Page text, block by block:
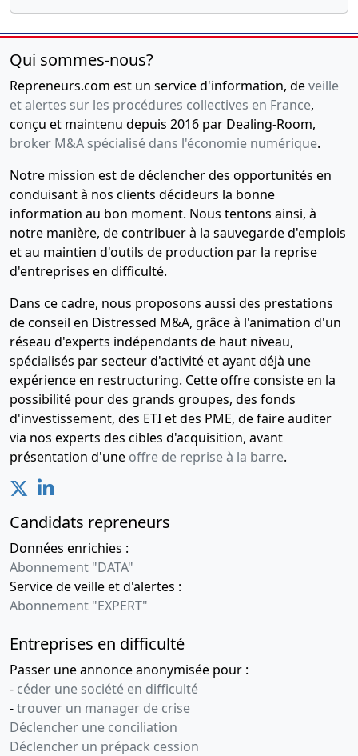
Qui sommes-nous?
Repreneurs.com est un service d'information, deveille
et alertes sur les procédures collectives en France,
conçu et maintenu depuis 2016 par Dealing-Room,
broker M&A spécialisé dans l'économie numérique.
Notre mission est de déclencher des opportunités en
conduisant à nos clients décideurs la bonne
information au bon moment. Nous tentons ainsi, à
notre manière, de contribuer à la sauvegarde d'emplois
et au maintien d'outils de production par la reprise
d'entreprises en difficulté.
Dans ce cadre, nous proposons aussi des prestations
de conseil en Distressed M&A, grâce à l'animation d'un
réseau d'experts indépendants de haut niveau,
spécialisés par secteur d'activité et ayant déjà une
expérience en restructuring. Cette offre consiste en la
possibilité pour des grands groupes, des fonds
d'investissement, des ETI et des PME, de faire auditer
via nos experts des cibles d'acquisition, avant
présentation d'une offre de reprise à la barre.
Candidats repreneurs
Données enrichies :
Abonnement "DATA"
Service de veille et d'alertes :
Abonnement "EXPERT"
Entreprises en difficulté
Passer une annonce anonymisée pour :
- céder une société en difficulté
-trouver un manager de crise
Déclencher une conciliation
Déclencher un prépack cession